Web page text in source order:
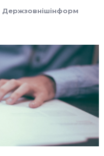
Держзовнішінформ